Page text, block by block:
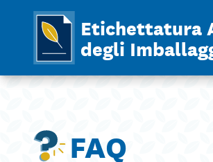
Etichettatura
degli
FAQ